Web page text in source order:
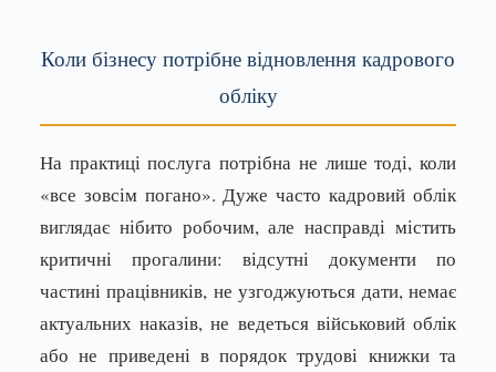
Коли бізнесу потрібне відновлення кадрового
обліку
На практиці послуга потрібна не лише тоді, коли
«все зовсім погано». Дуже часто кадровий облік
виглядає нібито робочим, але насправді містить
критичні прогалини: відсутні документи по
частині працівників, не узгоджуються дати, немає
актуальних наказів, не ведеться військовий облік
або не приведені в порядок трудові книжки та